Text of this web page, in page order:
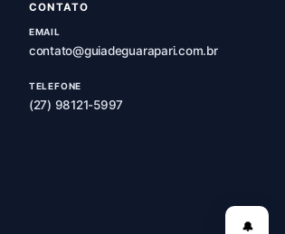
🔔
CONTATO
EMAIL
contato@guiadeguarapari.com.br
TELEFONE
(27) 98121-5997